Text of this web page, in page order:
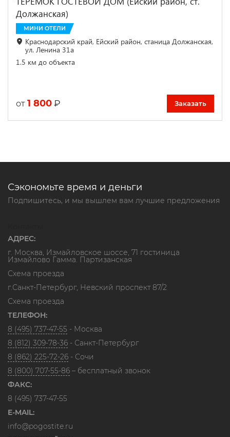
Должанская)
МИНИ ОТЕЛИ
Краснодарский край, Ейский район, станица Должанская,
ул. Ленина 31а
1.5 км до объекта
от 1 800 ₽ Заказать
Сэкономьте время и деньги
Подпишитесь, и мы вышлем вам лучшие предложения
АДРЕС:
г. Москва, Измайловское шоссе, 71 гостиница
Измайлово Гамма. Партизанская
Схема проезда
г.Санкт-Петербург, Невский проспект 87/2
Схема проезда
ТЕЛЕФОН:
8 (495) 737-47-55 - Москва
8 (812) 309-78-36 - Санкт-Петербург
8 (862) 225-72-26 - Сочи
8 (800) 707-55-86 – бесплатный звонок
ФАКС:
8 (495) 737-47-55
E-MAIL:
info@pogostite.ru